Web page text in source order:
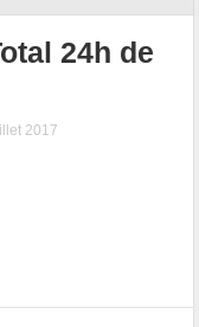
24h de
2017